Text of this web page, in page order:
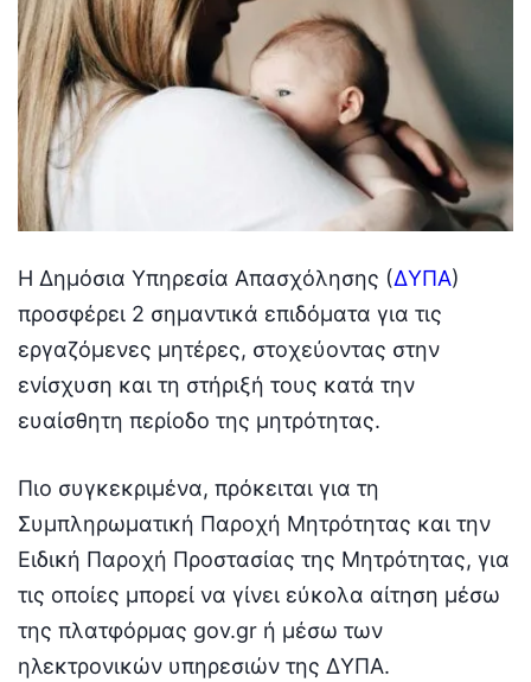
Η Δημόσια Υπηρεσία Απασχόλησης (ΔΥΠΑ)
προσφέρει 2 σημαντικά επιδόματα για τις
εργαζόμενες μητέρες, στοχεύοντας στην
ενίσχυση και τη στήριξή τους κατά την
ευαίσθητη περίοδο της μητρότητας.
Πιο συγκεκριμένα, πρόκειται για τη
Συμπληρωματική Παροχή Μητρότητας και την
Ειδική Παροχή Προστασίας της Μητρότητας, για
τις οποίες μπορεί να γίνει εύκολα αίτηση μέσω
της πλατφόρμας gov.gr ή μέσω των
ηλεκτρονικών υπηρεσιών της ΔΥΠΑ.